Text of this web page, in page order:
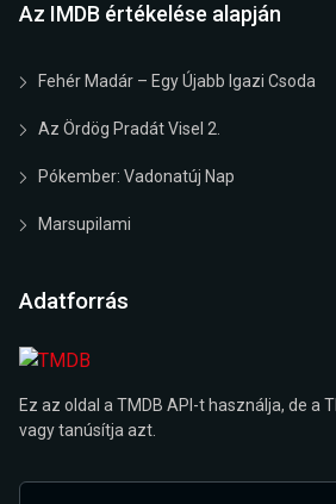
Az IMDB értékelése alapján
Fehér Madár – Egy Újabb Igazi Csoda
Az Ördög Pradát Visel 2.
Pókember: Vadonatúj Nap
Marsupilami
Adatforrás
Ez az oldal a TMDB API-t használja, de a
vagy tanúsítja azt.